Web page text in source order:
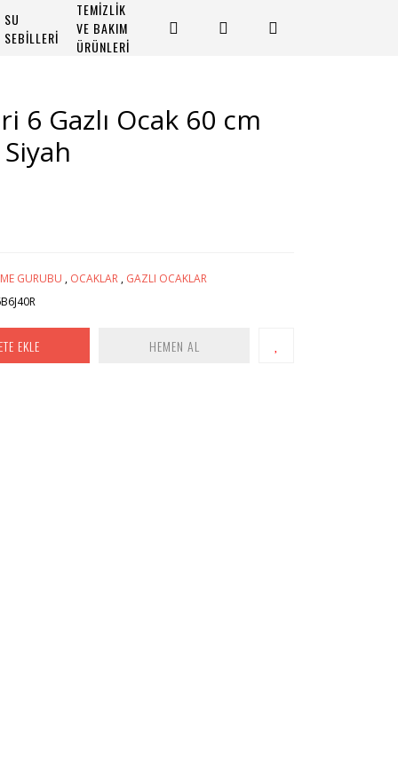
SU
SEBİLLERİ
TEMİZLİK
VE BAKIM
ÜRÜNLERİ
6 Gazlı Ocak 60 cm
GURUBU , OCAKLAR , GAZLI OCAKLAR
EKLE HEMEN AL